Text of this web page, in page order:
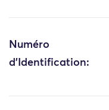
Numéro
d'Identification: